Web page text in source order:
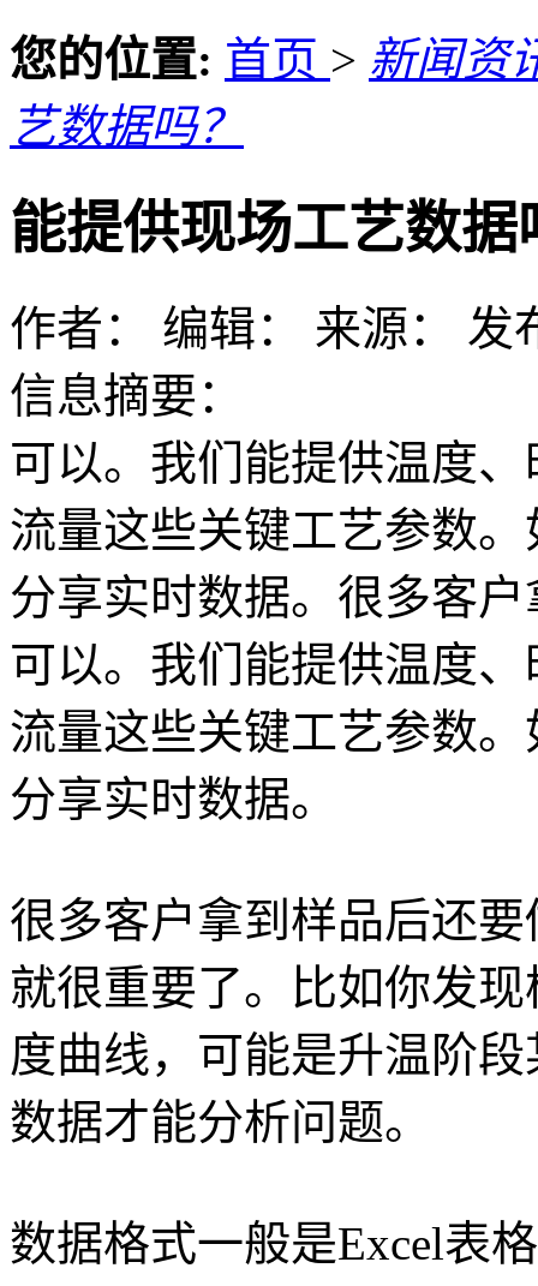
您的位置: 首页 > 新闻资
艺数据吗？
能提供现场工艺数据
作者： 编辑： 来源： 发
信息摘要：
可以。我们能提供温度
流量这些关键工艺参数
分享实时数据。很多客
可以。我们能提供温度
流量这些关键工艺参数
分享实时数据。
很多客户拿到样品后还
就很重要了。比如你发
度曲线，可能是升温阶
数据才能分析问题。
数据格式一般是Excel表